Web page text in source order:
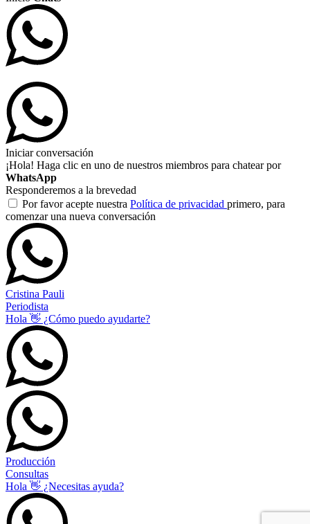
Iniciar conversación
¡Hola! Haga clic en uno de nuestros miembros para chatear por
WhatsApp
Responderemos a la brevedad
Por favor acepte nuestra Política de privacidad primero, para
comenzar una nueva conversación
Cristina Pauli
Periodista
Hola 👋 ¿Cómo puedo ayudarte?
Producción
Consultas
Hola 👋 ¿Necesitas ayuda?